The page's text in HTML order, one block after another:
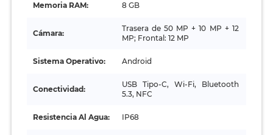
Memoria RAM: 8 GB
Cámara:
Trasera de 50 MP + 10 MP + 12
MP; Frontal: 12 MP
Sistema Operativo: Android
Conectividad:
USB Tipo-C, Wi-Fi, Bluetooth
5.3, NFC
Resistencia Al Agua: IP68